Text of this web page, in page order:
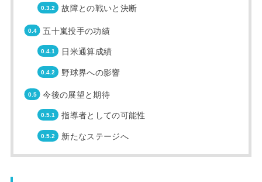
故障との戦いと決断
五十嵐投手の功績
日米通算成績
野球界への影響
今後の展望と期待
指導者としての可能性
新たなステージへ